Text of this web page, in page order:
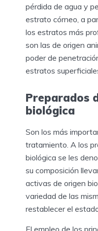
pérdida de agua y
estrato córneo, a
los estratos más
son las de origen
poder de
estratos
Preparados
biológica
Son los más
tratamiento. A los
biológica se les
su composición
activas de origen
variedad de las
restablecer el
El empleo de los